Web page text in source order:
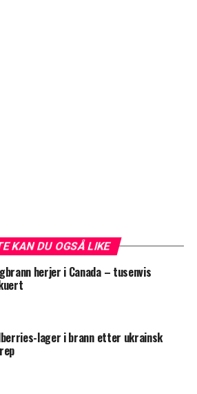
KAN DU OGSÅ LIKE
herjer i Canada – tusenvis
lager i brann etter ukrainsk